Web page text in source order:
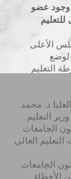
وجود عضو
الأعلى
لوضع
التعليم
د. محمد
التعليم
الجامعات
العالي
الجامعات
الأخطاء